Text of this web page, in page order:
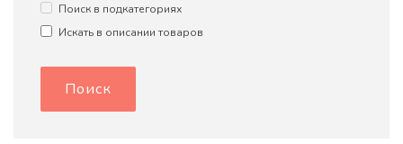
Поиск в подкатегориях
Искать в описании товаров